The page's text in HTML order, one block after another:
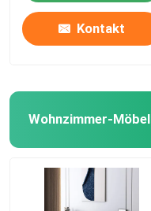
Kontakt
Wohnzimmer-Möbel